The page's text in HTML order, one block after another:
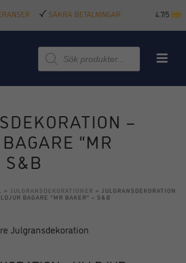
SÄKRA BETALNINGAR 4.7/5
Produktsökning
–
“MR
S&B
» JULGRANSDEKORATIONER » JULGRANSDEKORATION
BAGARE “MR BAKER” – S&B